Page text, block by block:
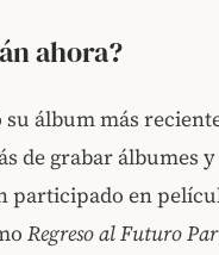
ahora?
su álbum más
de grabar álbumes
participado en
Regreso al Futuro